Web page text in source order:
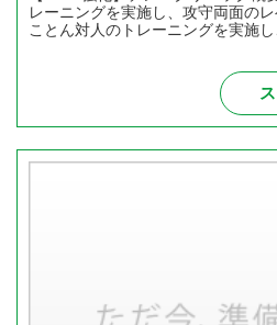
レーニングを実施し、攻守両面の
ことん対人のトレーニングを実施し